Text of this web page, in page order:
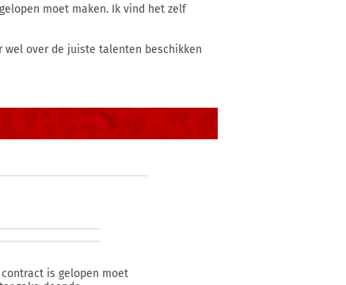
moet maken. Ik vind het zelf
over de juiste talenten beschikken
is gelopen moet